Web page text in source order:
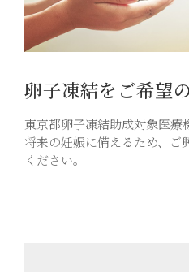
卵子凍結をご希望
東京都卵子凍結助成対象医療
将来の妊娠に備えるため、ご
ください。